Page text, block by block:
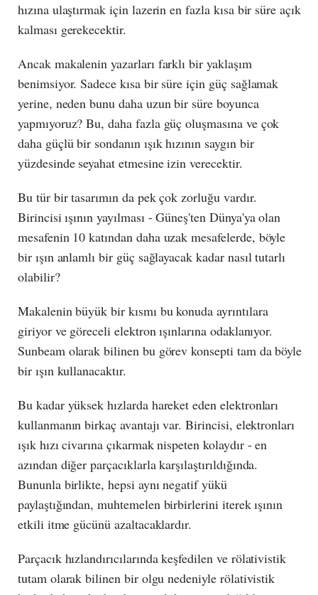
hızına ulaştırmak için lazerin en fazla kısa bir süre açık
kalması gerekecektir.
Ancak makalenin yazarları farklı bir yaklaşım
benimsiyor. Sadece kısa bir süre için güç sağlamak
yerine, neden bunu daha uzun bir süre boyunca
yapmıyoruz? Bu, daha fazla güç oluşmasına ve çok
daha güçlü bir sondanın ışık hızının saygın bir
yüzdesinde seyahat etmesine izin verecektir.
Bu tür bir tasarımın da pek çok zorluğu vardır.
Birincisi ışının yayılması - Güneş'ten Dünya'ya olan
mesafenin 10 katından daha uzak mesafelerde, böyle
bir ışın anlamlı bir güç sağlayacak kadar nasıl tutarlı
olabilir?
Makalenin büyük bir kısmı bu konuda ayrıntılara
giriyor ve göreceli elektron ışınlarına odaklanıyor.
Sunbeam olarak bilinen bu görev konsepti tam da böyle
bir ışın kullanacaktır.
Bu kadar yüksek hızlarda hareket eden elektronları
kullanmanın birkaç avantajı var. Birincisi, elektronları
ışık hızı civarına çıkarmak nispeten kolaydır - en
azından diğer parçacıklarla karşılaştırıldığında.
Bununla birlikte, hepsi aynı negatif yükü
paylaştığından, muhtemelen birbirlerini iterek ışının
etkili itme gücünü azaltacaklardır.
Parçacık hızlandırıcılarında keşfedilen ve rölativistik
tutam olarak bilinen bir olgu nedeniyle rölativistik